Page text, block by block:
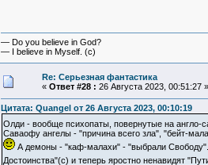
— Do you believe in God?
— I believe in Myself. (c)
Re: Серьезная фантастика
« Ответ #28 : 26 Августа 2023, 00:51:27 »
Цитата: Quangel от 26 Августа 2023, 00:10:19
Олди - вообще психопаты, повернутые на англо-
Саваофу ангелы - "причина всего зла", "бейт-
А демоны - "каф-малахи" - "выбрали
Достоинства"(с) и теперь яростно ненавидят